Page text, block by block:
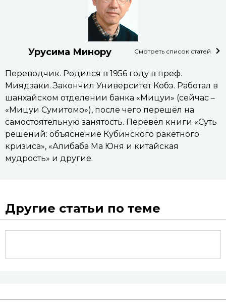
Урусима Минору Смотреть список статей
Переводчик. Родился в 1956 году в преф.
Миядзаки. Закончил Университет Кобэ. Работал в
шанхайском отделении банка «Мицуи» (сейчас –
«Мицуи Сумитомо»), после чего перешёл на
самостоятельную занятость. Перевёл книги «Суть
решений: объяснение Кубинского ракетного
кризиса», «Алибаба Ма Юня и китайская
мудрость» и другие.
Другие статьи по теме